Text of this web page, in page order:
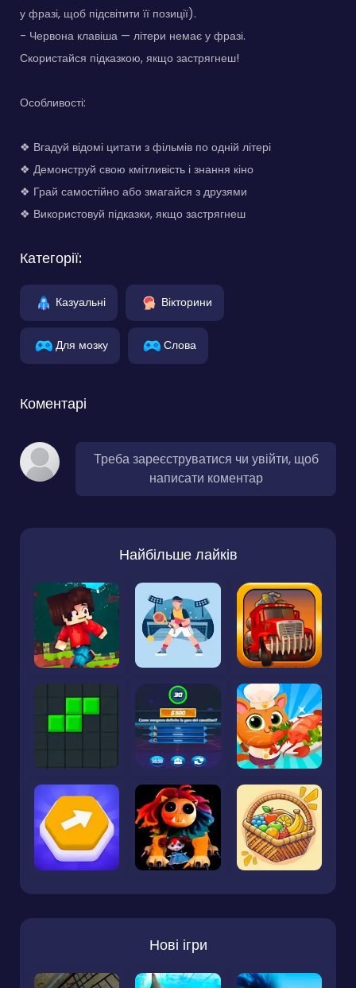
у фразі, щоб підсвітити її позиції).
- Червона клавіша — літери немає у фразі.
Скористайся підказкою, якщо застрягнеш!
Особливості:
❖ Вгадуй відомі цитати з фільмів по одній літері
❖ Демонструй свою кмітливість і знання кіно
❖ Грай самостійно або змагайся з друзями
❖ Використовуй підказки, якщо застрягнеш
Категорії:
Казуальні Вікторини
Для мозку Слова
Коментарі
Треба зареєструватися чи увійти, щоб
написати коментар
Найбільше лайків
Нові ігри